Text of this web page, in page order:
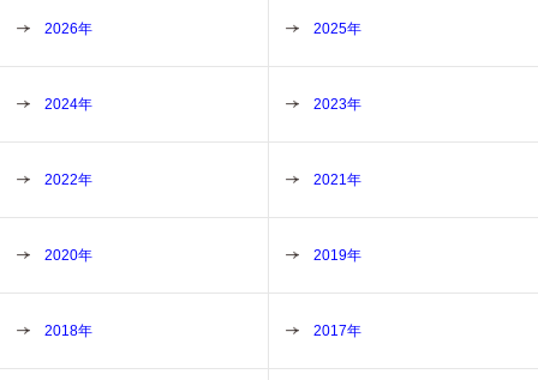
2026年 2025年
2024年 2023年
2022年 2021年
2020年 2019年
2018年 2017年